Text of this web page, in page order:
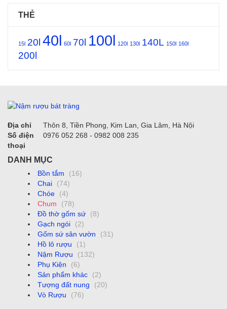
THẺ
15l 20l 40l 60l 70l 100l 120l 130l 140L 150l 160l
200l
Địa chỉ
Thôn 8, Tiền Phong, Kim Lan, Gia Lâm, Hà Nội
Số điện
thoại
0976 052 268 - 0982 008 235
DANH MỤC
Bồn tắm
(16)
Chai
(74)
Chóe
(4)
Chum
(78)
Đồ thờ gốm sứ
(8)
Gạch ngói
(2)
Gốm sứ sân vườn
(31)
Hồ lô rượu
(1)
Nậm Rượu
(132)
Phụ Kiện
(6)
Sản phẩm khác
(2)
Tượng đất nung
(20)
Vò Rượu
(76)